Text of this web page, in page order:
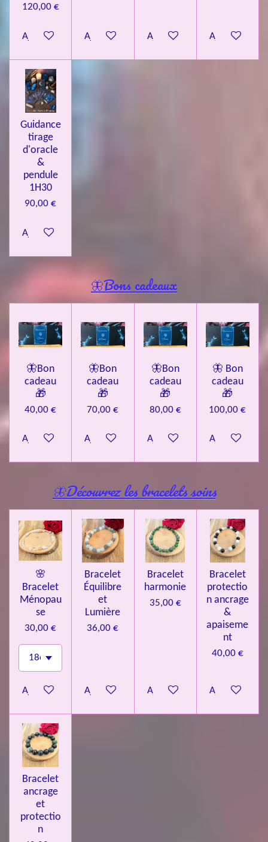
120,00 €
Ajouter au panierAjouter au panierAjouter au panierAjouter au
Guidance
tirage
d'oracle
&
pendule
1H30
90,00 €
Ajouter au panier
🦋Bons cadeaux
🦋Bon
cadeau
🎁
40,00 €
Ajouter au panier
🦋Bon
cadeau
🎁
70,00 €
Ajouter au panier
🦋Bon
cadeau
🎁
80,00 €
Ajouter au panier
🦋 Bon
cadeau
🎁
100,00 €
Ajouter au
🦋Découvrez les bracelets soins
🌸
Bracelet
Ménopau
se
30,00 €
Ajouter au panier
Bracelet
Équilibre
et
Lumière
36,00 €
Ajouter au panier
Bracelet
harmonie
35,00 €
Ajouter au panier
Bracelet
protectio
n ancrage
&
apaiseme
nt
40,00 €
Ajouter au
Bracelet
ancrage
et
protectio
n